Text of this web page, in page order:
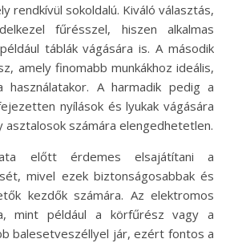
rendkívül sokoldalú. Kiváló választás,
fűrésszel, hiszen alkalmas
táblák vágására is. A második
amely finomabb munkákhoz ideális,
használatakor. A harmadik pedig a
nyílások és lyukak vágására
asztalosok számára elengedhetetlen.
előtt érdemes elsajátítani a
mivel ezek biztonságosabbak és
kezdők számára. Az elektromos
mint például a körfűrész vagy a
balesetveszéllyel jár, ezért fontos a